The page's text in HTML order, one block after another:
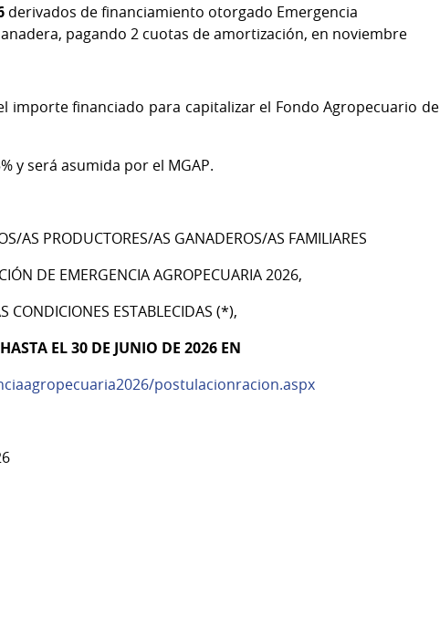
derivados de financiamiento otorgado Emergencia
pagando 2 cuotas de amortización, en noviembre
importe financiado para capitalizar el Fondo Agropecuario de
y será asumida por el MGAP.
AS PRODUCTORES/AS GANADEROS/AS FAMILIARES
DE EMERGENCIA AGROPECUARIA 2026,
CONDICIONES ESTABLECIDAS (*),
EL 30 DE JUNIO DE 2026 EN
postulacionracion.aspx